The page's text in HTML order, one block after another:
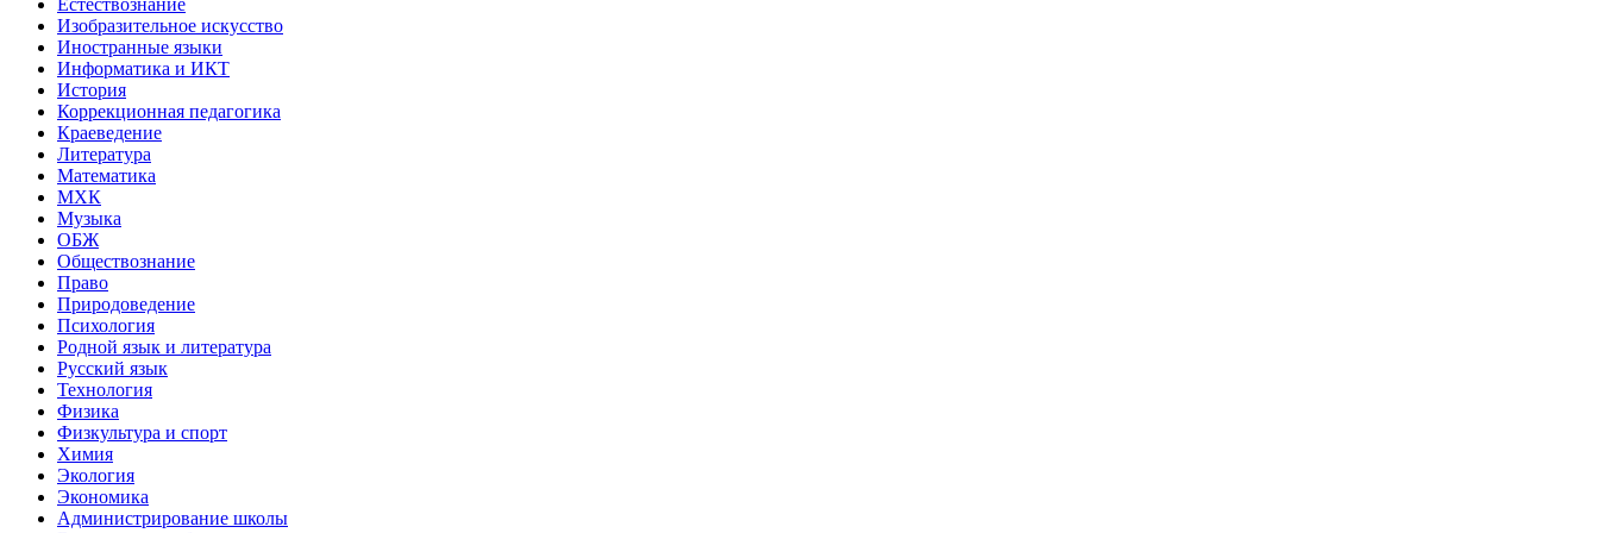
Естествознание
Изобразительное искусство
Иностранные языки
Информатика и ИКТ
История
Коррекционная педагогика
Краеведение
Литература
Математика
МХК
Музыка
ОБЖ
Обществознание
Право
Природоведение
Психология
Родной язык и литература
Русский язык
Технология
Физика
Физкультура и спорт
Химия
Экология
Экономика
Администрирование школы